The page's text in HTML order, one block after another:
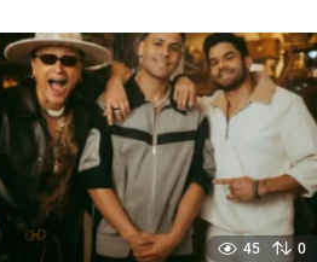
45 0